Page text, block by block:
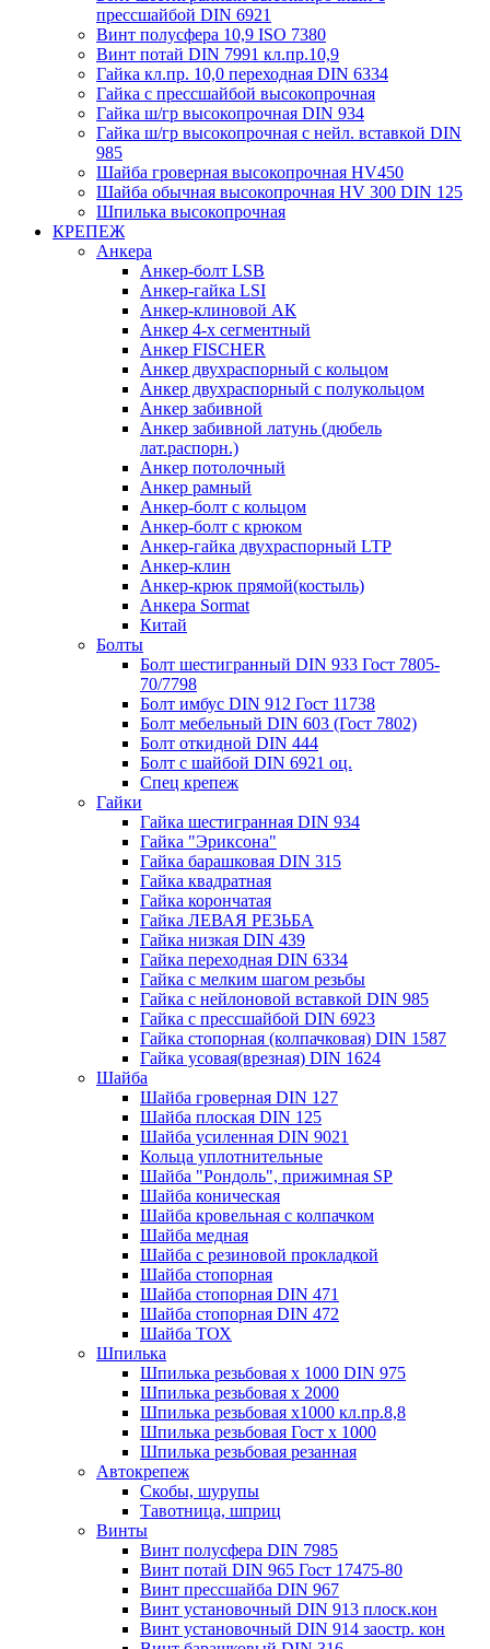
прессшайбой DIN 6921
Винт полусфера 10,9 ISO 7380
Винт потай DIN 7991 кл.пр.10,9
Гайка кл.пр. 10,0 переходная DIN 6334
Гайка с прессшайбой высокопрочная
Гайка ш/гр высокопрочная DIN 934
Гайка ш/гр высокопрочная с нейл. вставкой DIN
985
Шайба гроверная высокопрочная HV450
Шайба обычная высокопрочная HV 300 DIN 125
Шпилька высокопрочная
КРЕПЕЖ
Анкера
Анкер-болт LSB
Анкер-гайка LSI
Анкер-клиновой АК
Анкер 4-х сегментный
Анкер FISCHER
Анкер двухраспорный с кольцом
Анкер двухраспорный с полукольцом
Анкер забивной
Анкер забивной латунь (дюбель
лат.распорн.)
Анкер потолочный
Анкер рамный
Анкер-болт с кольцом
Анкер-болт с крюком
Анкер-гайка двухраспорный LTP
Анкер-клин
Анкер-крюк прямой(костыль)
Анкера Sormat
Китай
Болты
Болт шестигранный DIN 933 Гост 7805-
70/7798
Болт имбус DIN 912 Гост 11738
Болт мебельный DIN 603 (Гост 7802)
Болт откидной DIN 444
Болт с шайбой DIN 6921 оц.
Спец крепеж
Гайки
Гайка шестигранная DIN 934
Гайка "Эриксона"
Гайка барашковая DIN 315
Гайка квадратная
Гайка корончатая
Гайка ЛЕВАЯ РЕЗЬБА
Гайка низкая DIN 439
Гайка переходная DIN 6334
Гайка с мелким шагом резьбы
Гайка с нейлоновой вставкой DIN 985
Гайка с прессшайбой DIN 6923
Гайка стопорная (колпачковая) DIN 1587
Гайка усовая(врезная) DIN 1624
Шайба
Шайба гроверная DIN 127
Шайба плоская DIN 125
Шайба усиленная DIN 9021
Кольца уплотнительные
Шайба "Рондоль", прижимная SP
Шайба коническая
Шайба кровельная с колпачком
Шайба медная
Шайба с резиновой прокладкой
Шайба стопорная
Шайба стопорная DIN 471
Шайба стопорная DIN 472
Шайба ТОХ
Шпилька
Шпилька резьбовая х 1000 DIN 975
Шпилька резьбовая х 2000
Шпилька резьбовая х1000 кл.пр.8,8
Шпилька резьбовая Гост х 1000
Шпилька резьбовая резанная
Автокрепеж
Скобы, шурупы
Тавотница, шприц
Винты
Винт полусфера DIN 7985
Винт потай DIN 965 Гост 17475-80
Винт прессшайба DIN 967
Винт установочный DIN 913 плоск.кон
Винт установочный DIN 914 заостр. кон